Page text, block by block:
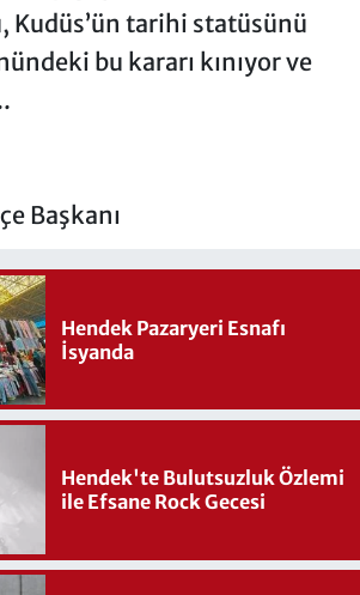
Kudüs’ün tarihi statüsünü
bu kararı kınıyor ve
Başkanı
Hendek Pazaryeri Esnafı
İsyanda
Hendek'te Bulutsuzluk Özlemi
ile Efsane Rock Gecesi